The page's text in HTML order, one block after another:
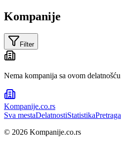
Kompanije
Filter
Nema kompanija sa ovom delatnošću
Kompanije.co.rs
Sva mestaDelatnostiStatistikaPretraga
© 2026 Kompanije.co.rs